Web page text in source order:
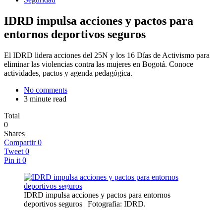
IDRD impulsa acciones y pactos para
entornos deportivos seguros
El IDRD lidera acciones del 25N y los 16 Días de Activismo para
eliminar las violencias contra las mujeres en Bogotá. Conoce
actividades, pactos y agenda pedagógica.
No comments
3 minute read
Total
0
Shares
Compartir 0
Tweet 0
Pin it 0
IDRD impulsa acciones y pactos para entornos
deportivos seguros | Fotografia: IDRD.